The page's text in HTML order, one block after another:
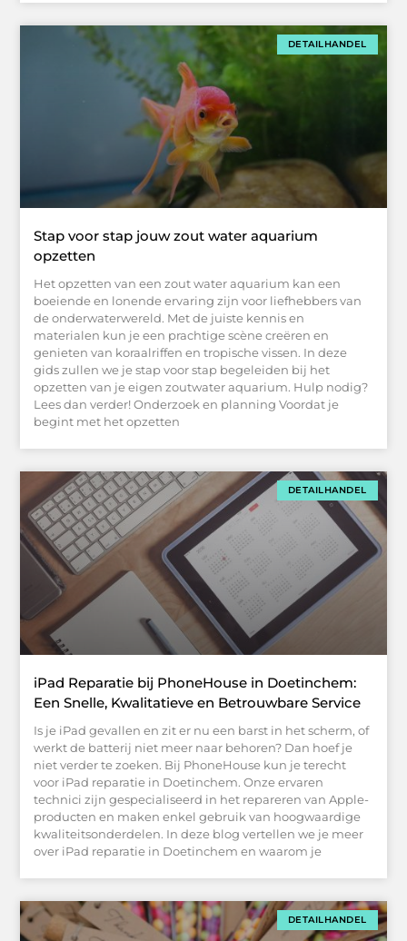
DETAILHANDEL
Stap voor stap jouw zout water aquarium
opzetten
Het opzetten van een zout water aquarium kan een
boeiende en lonende ervaring zijn voor liefhebbers van
de onderwaterwereld. Met de juiste kennis en
materialen kun je een prachtige scène creëren en
genieten van koraalriffen en tropische vissen. In deze
gids zullen we je stap voor stap begeleiden bij het
opzetten van je eigen zoutwater aquarium. Hulp nodig?
Lees dan verder! Onderzoek en planning Voordat je
begint met het opzetten
DETAILHANDEL
iPad Reparatie bij PhoneHouse in Doetinchem:
Een Snelle, Kwalitatieve en Betrouwbare Service
Is je iPad gevallen en zit er nu een barst in het scherm, of
werkt de batterij niet meer naar behoren? Dan hoef je
niet verder te zoeken. Bij PhoneHouse kun je terecht
voor iPad reparatie in Doetinchem. Onze ervaren
technici zijn gespecialiseerd in het repareren van Apple-
producten en maken enkel gebruik van hoogwaardige
kwaliteitsonderdelen. In deze blog vertellen we je meer
over iPad reparatie in Doetinchem en waarom je
DETAILHANDEL